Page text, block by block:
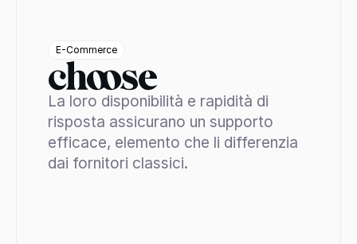
E-Commerce
La loro disponibilità e rapidità di
risposta assicurano un supporto
efficace, elemento che li differenzia
dai fornitori classici.